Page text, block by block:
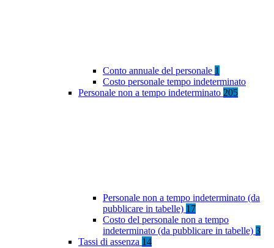
Conto annuale del personale 1
Costo personale tempo indeterminato
Personale non a tempo indeterminato 205
Personale non a tempo indeterminato (da
pubblicare in tabelle) 17
Costo del personale non a tempo
indeterminato (da pubblicare in tabelle) 3
Tassi di assenza 14